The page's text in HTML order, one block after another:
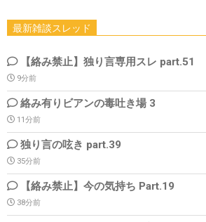
最新雑談スレッド
【絡み禁止】独り言専用スレ part.51
9分前
絡み有りビアンの毒吐き場 3
11分前
独り言の呟き part.39
35分前
【絡み禁止】今の気持ち Part.19
38分前